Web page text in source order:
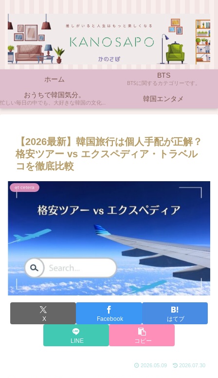
ホーム BTS
BTSに関するカテゴリーです。
おうちで韓国気分。
忙しい毎日の中でも、大好きな韓国の文化やアイテムに触れると心がほっとしますよね。ここでは、自宅で手軽に楽しめる韓国の美味しいもの、お気に入りのコスメ、そして推し活の楽しみ方など、「おうちにいながら韓国気分」に触れられるヒントを私らしくお届けします。 韓国エンタメ
【2026最新】韓国旅行は個人手配が正解？
格安ツアー vs エクスペディア・トラベル
コを徹底比較
et cetera
X Facebook はてブ
LINE コピー
2026.05.09 2026.07.30